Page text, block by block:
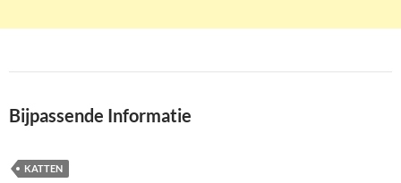
Bijpassende Informatie
KATTEN